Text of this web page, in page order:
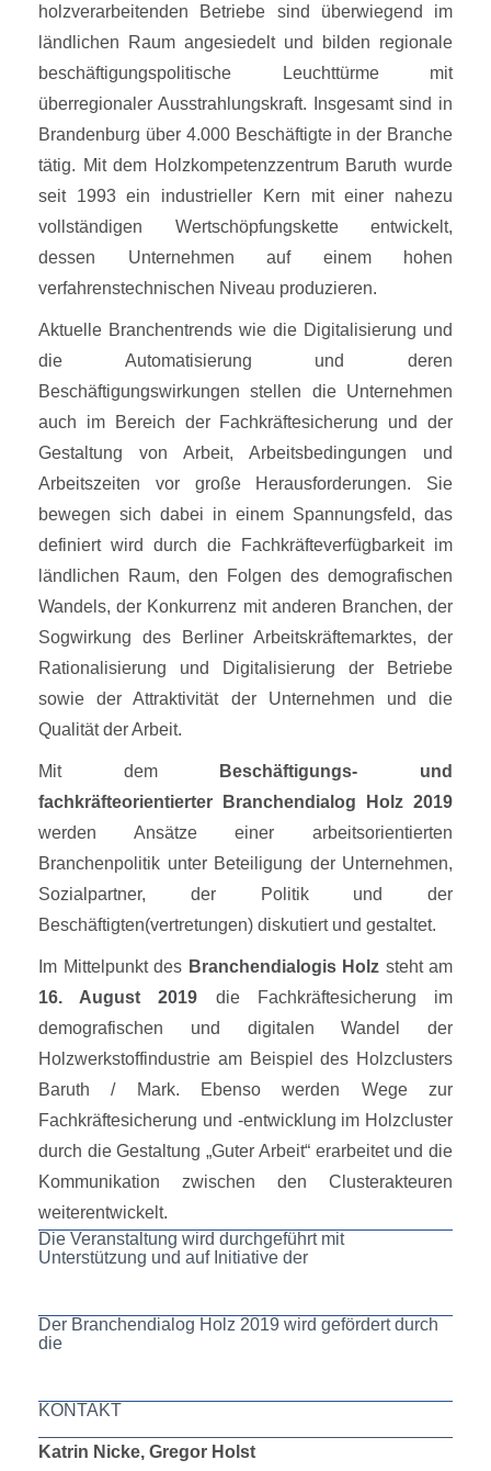
holzverarbeitenden Betriebe sind überwiegend im
ländlichen Raum angesiedelt und bilden regionale
beschäftigungspolitische Leuchttürme mit
überregionaler Ausstrahlungskraft. Insgesamt sind in
Brandenburg über 4.000 Beschäftigte in der Branche
tätig. Mit dem Holzkompetenzzentrum Baruth wurde
seit 1993 ein industrieller Kern mit einer nahezu
vollständigen Wertschöpfungskette entwickelt,
dessen Unternehmen auf einem hohen
verfahrenstechnischen Niveau produzieren.
Aktuelle Branchentrends wie die Digitalisierung und
die Automatisierung und deren
Beschäftigungswirkungen stellen die Unternehmen
auch im Bereich der Fachkräftesicherung und der
Gestaltung von Arbeit, Arbeitsbedingungen und
Arbeitszeiten vor große Herausforderungen. Sie
bewegen sich dabei in einem Spannungsfeld, das
definiert wird durch die Fachkräfteverfügbarkeit im
ländlichen Raum, den Folgen des demografischen
Wandels, der Konkurrenz mit anderen Branchen, der
Sogwirkung des Berliner Arbeitskräftemarktes, der
Rationalisierung und Digitalisierung der Betriebe
sowie der Attraktivität der Unternehmen und die
Qualität der Arbeit.
Mit dem
Beschäftigungs- und
fachkräfteorientierter Branchendialog Holz 2019
werden Ansätze einer arbeitsorientierten
Branchenpolitik unter Beteiligung der Unternehmen,
Sozialpartner, der Politik und der
Beschäftigten(vertretungen) diskutiert und gestaltet.
Im Mittelpunkt des Branchendialogis Holz steht am
16. August 2019 die Fachkräftesicherung im
demografischen und digitalen Wandel der
Holzwerkstoffindustrie am Beispiel des Holzclusters
Baruth / Mark. Ebenso werden Wege zur
Fachkräftesicherung und -entwicklung im Holzcluster
durch die Gestaltung „Guter Arbeit“ erarbeitet und die
Kommunikation zwischen den Clusterakteuren
weiterentwickelt.
Die Veranstaltung wird durchgeführt mit
Unterstützung und auf Initiative der
Der Branchendialog Holz 2019 wird gefördert durch
die
KONTAKT
Katrin Nicke, Gregor Holst